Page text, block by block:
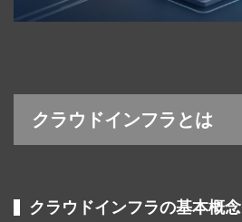
クラウドインフラとは
クラウドインフラの基本概念